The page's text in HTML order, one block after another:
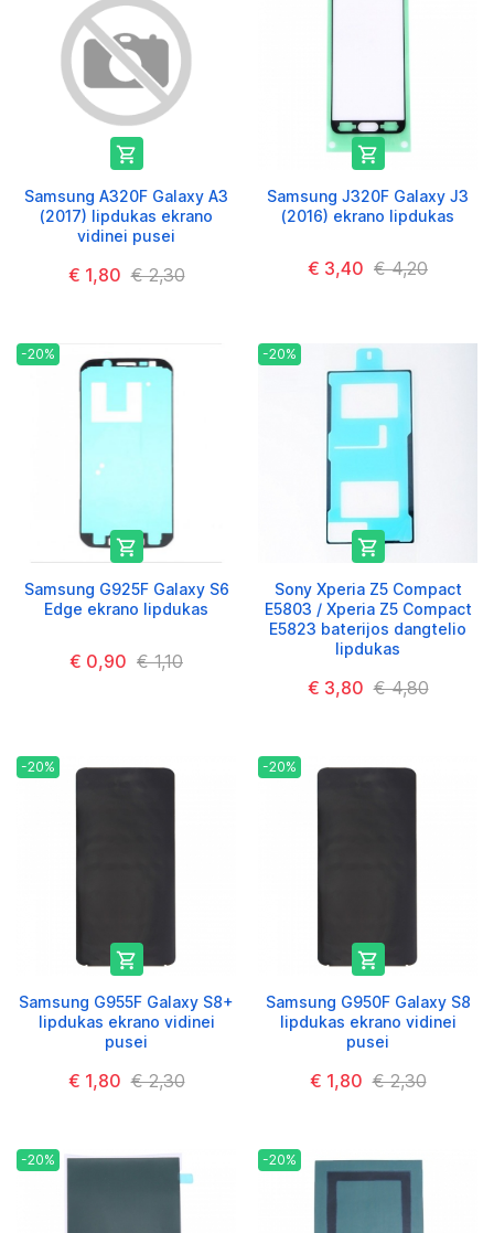

Samsung A320F Galaxy A3
(2017) lipdukas ekrano
vidinei pusei
€ 1,80 € 2,30

Samsung J320F Galaxy J3
(2016) ekrano lipdukas
€ 3,40 € 4,20
-20%

Samsung G925F Galaxy S6
Edge ekrano lipdukas
€ 0,90 € 1,10
-20%

Sony Xperia Z5 Compact
E5803 / Xperia Z5 Compact
E5823 baterijos dangtelio
lipdukas
€ 3,80 € 4,80
-20%

Samsung G955F Galaxy S8+
lipdukas ekrano vidinei
pusei
€ 1,80 € 2,30
-20%

Samsung G950F Galaxy S8
lipdukas ekrano vidinei
pusei
€ 1,80 € 2,30
-20% -20%